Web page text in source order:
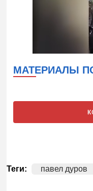
МАТЕРИАЛЫ
Теги: павел дуров